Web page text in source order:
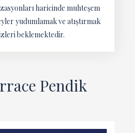
haricinde muhteşem
yudumlamak ve atıştırmak
beklemektedir.
Pendik